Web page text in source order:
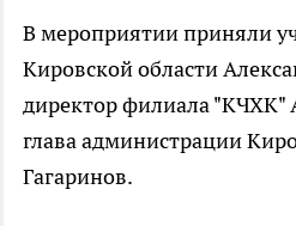
В мероприятии приняли
Кировской области
директор филиала
глава администрации
Гагаринов.